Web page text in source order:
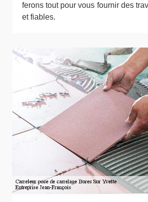
ferons tout pour vous fournir des
et fiables.